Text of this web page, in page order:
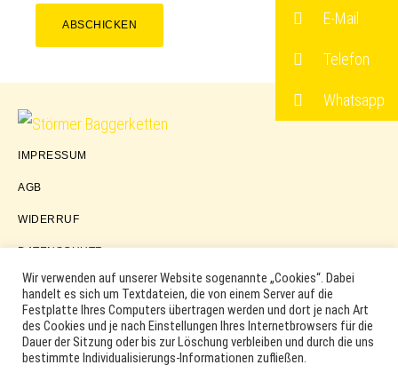
ABSCHICKEN
Störmer
IMPRESSUM
AGB
WIDERRUF
DATENSCHUTZ
COPYRIGHT © 2026 · WORDPRESS
LOG IN
MARKEN, ERSATZTEILNUMMERN, PRODUKTNAMEN SOWIE
PRODUKTABBILDUNGEN UND LOGOS WERDEN NUR ZUR
IDENTIFIKATION DER PRODUKTE VERWENDET UND KÖNNEN
Wir verwenden auf unserer Website sogenannte „Cookies“. Dabei
handelt es sich um Textdateien, die von einem Server auf die
Festplatte Ihres Computers übertragen werden und dort je nach Art
des Cookies und je nach Einstellungen Ihres Internetbrowsers für die
Dauer der Sitzung oder bis zur Löschung verbleiben und durch die uns
bestimmte Individualisierungs-Informationen zufließen.
E-Mail
Telefon
Whatsapp